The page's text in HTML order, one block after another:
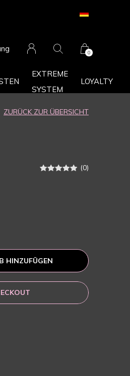
EXTREME
SYSTEM
LOYALTY
0
ZURÜCK ZUR ÜBERSICHT
(0)
HINZUFÜGEN